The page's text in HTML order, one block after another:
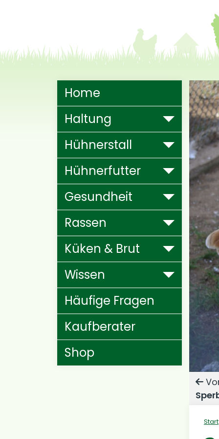
Hauptnavigation
Start
Home
Haltung
Hühnerstall
Hühnerfutter
Gesundheit
Rassen
Küken & Brut
Wissen
Häufige Fragen
Kaufberater
Shop